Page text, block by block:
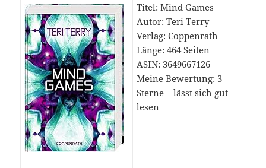
Titel: Mind Games
Autor: Teri Terry
Verlag: Coppenrath
Länge: 464 Seiten
ASIN: 3649667126
Meine Bewertung: 3
Sterne – lässt sich gut
lesen